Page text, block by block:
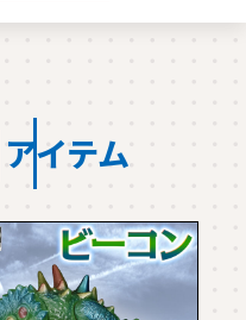
アイテム